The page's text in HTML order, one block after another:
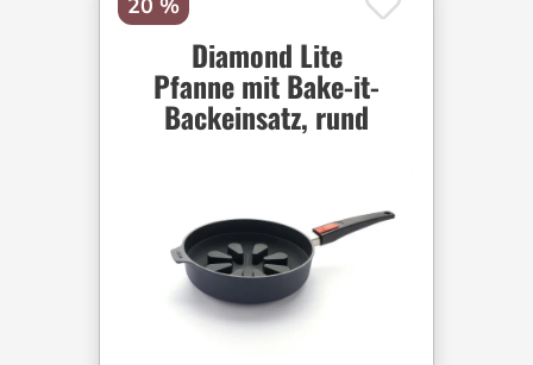
Diamond Lite
Pfanne mit Bake-it-
Backeinsatz, rund